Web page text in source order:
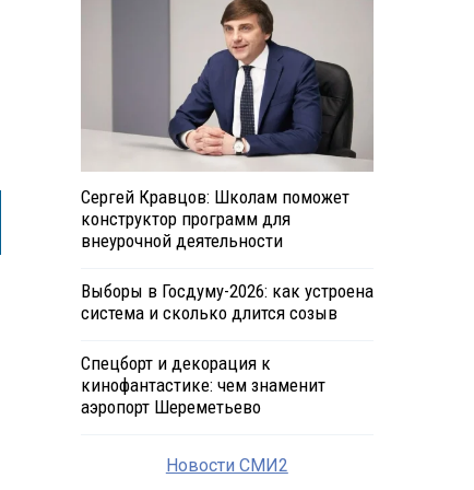
Сергей Кравцов: Школам поможет
конструктор программ для
внеурочной деятельности
Выборы в Госдуму-2026: как устроена
система и сколько длится созыв
Спецборт и декорация к
кинофантастике: чем знаменит
аэропорт Шереметьево
Новости СМИ2